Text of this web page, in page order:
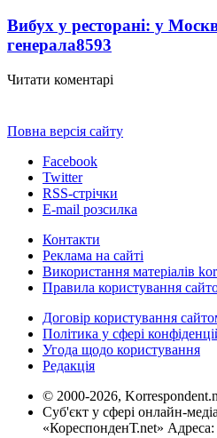
Вибух у ресторані: у
генерала8593
Читати коментарі
Повна версія сайту
Facebook
Twitter
RSS-стрічки
E-mail розсилка
Контакти
Реклама на сайті
Використання матеріалів
Правила користування
Договір користування
Політика у сфері
Угода щодо користування
Редакція
© 2000-2026,
Суб'єкт у сфері онлайн-
«КореспонденТ.net» Адреса: